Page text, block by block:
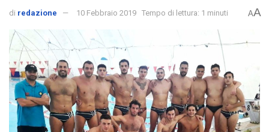
di redazione 10 Febbraio 2019 Tempo di lettura: 1 minuti AA